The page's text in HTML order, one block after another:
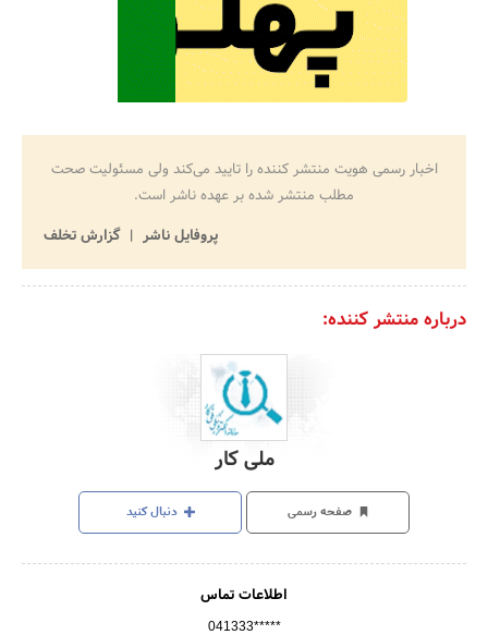
اخبار رسمی هویت منتشر کننده را تایید می‌کند ولی مسئولیت صحت
مطلب منتشر شده بر عهده ناشر است.
پروفایل ناشر
گزارش تخلف
درباره منتشر کننده:
ملی کار
صفحه رسمی دنبال کنید
اطلاعات تماس
041333*****